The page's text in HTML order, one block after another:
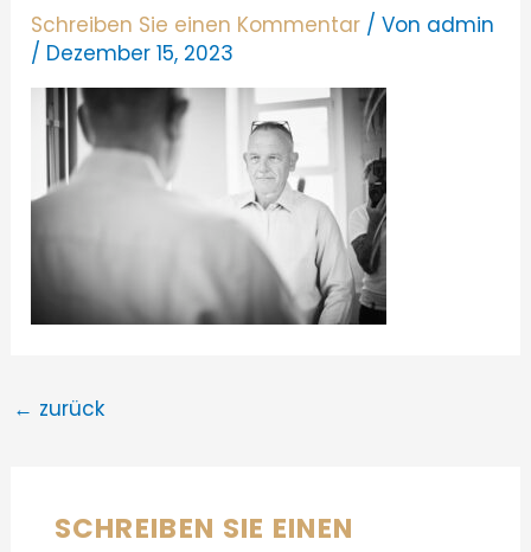
Schreiben Sie einen Kommentar / Von admin
/ Dezember 15, 2023
← zurück
SCHREIBEN SIE EINEN